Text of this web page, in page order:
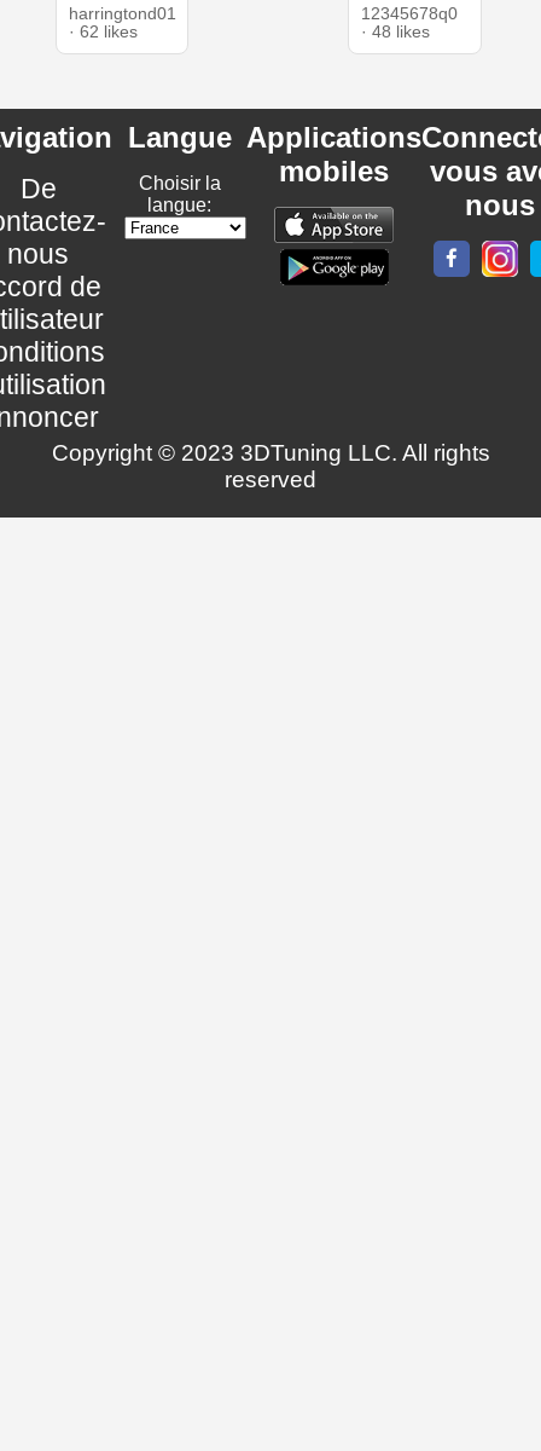
harringtond01
· 62 likes
12345678q0
· 48 likes
De
nous
de
Langue
Choisir la
langue:
Applications
mobiles
vous
nous
Copyright © 2023 3DTuning LLC. All rights
reserved